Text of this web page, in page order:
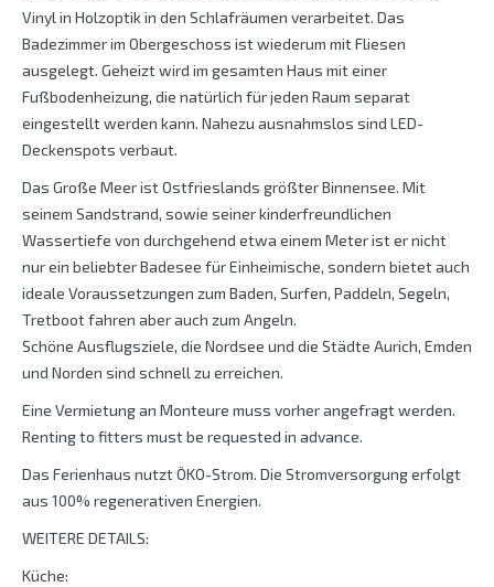
Vinyl in Holzoptik in den Schlafräumen verarbeitet. Das
Badezimmer im Obergeschoss ist wiederum mit Fliesen
ausgelegt. Geheizt wird im gesamten Haus mit einer
Fußbodenheizung, die natürlich für jeden Raum separat
eingestellt werden kann. Nahezu ausnahmslos sind LED-
Deckenspots verbaut.
Das Große Meer ist Ostfrieslands größter Binnensee. Mit
seinem Sandstrand, sowie seiner kinderfreundlichen
Wassertiefe von durchgehend etwa einem Meter ist er nicht
nur ein beliebter Badesee für Einheimische, sondern bietet auch
ideale Voraussetzungen zum Baden, Surfen, Paddeln, Segeln,
Tretboot fahren aber auch zum Angeln.
Schöne Ausflugsziele, die Nordsee und die Städte Aurich, Emden
und Norden sind schnell zu erreichen.
Eine Vermietung an Monteure muss vorher angefragt werden.
Renting to fitters must be requested in advance.
Das Ferienhaus nutzt ÖKO-Strom. Die Stromversorgung erfolgt
aus 100% regenerativen Energien.
WEITERE DETAILS:
Küche: